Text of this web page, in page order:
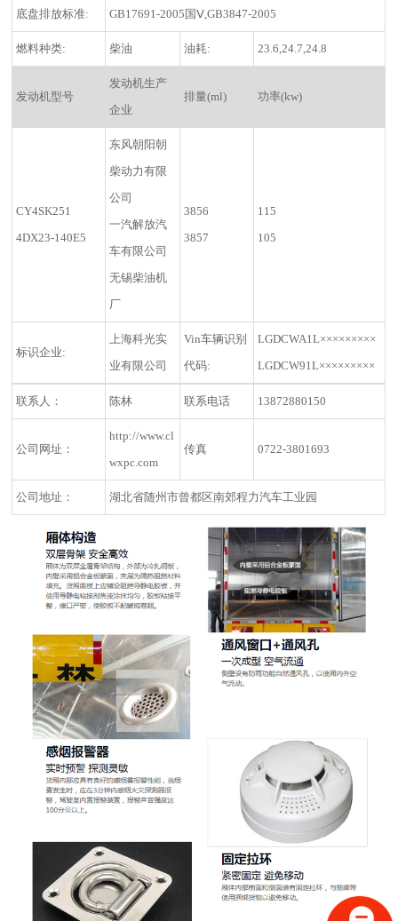
底盘排放标准: GB17691-2005国Ⅴ,GB3847-2005
燃料种类: 柴油 油耗: 23.6,24.7,24.8
发动机型号
发动机生产
企业
排量(ml) 功率(kw)
CY4SK251
4DX23-140E5
东风朝阳朝
柴动力有限
公司
一汽解放汽
车有限公司
无锡柴油机
厂
3856
3857
115
105
标识企业:
上海科光实
业有限公司
Vin车辆识别
代码:
LGDCWA1L×××××××××
LGDCW91L×××××××××
联系人： 陈林 联系电话 13872880150
公司网址：
http://www.cl
wxpc.com
传真 0722-3801693
公司地址： 湖北省随州市曾都区南郊程力汽车工业园